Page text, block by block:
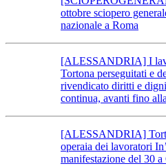
ottobre sciopero
nazionale a Roma
[ALESSANDRIA] I
Tortona perseguitati e
rivendicato diritti e
continua, avanti fino
[ALESSANDRIA]
operaia dei lavoratori
manifestazione del 30 a